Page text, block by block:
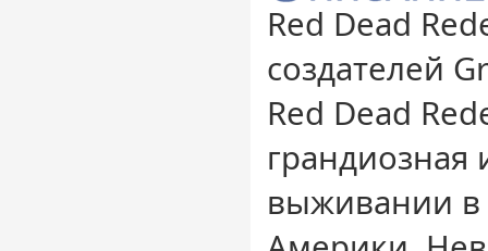
Red Dead
создателей
Red Dead
грандиозная
выживании в